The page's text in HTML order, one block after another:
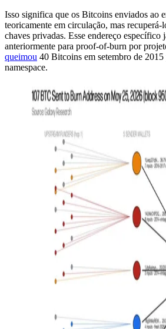
Isso significa que os Bitcoins enviados ao
teoricamente em circulação, mas recuperá-
chaves privadas. Esse endereço específico
anteriormente para proof-of-burn por
queimou 40 Bitcoins em setembro de 2015
namespace.